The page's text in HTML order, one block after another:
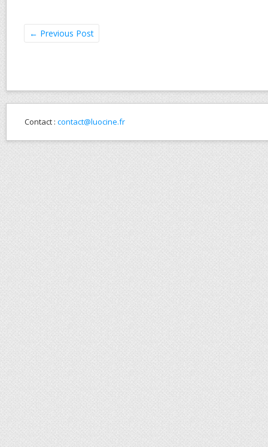
← Previous Post
Contact : contact@luocine.fr